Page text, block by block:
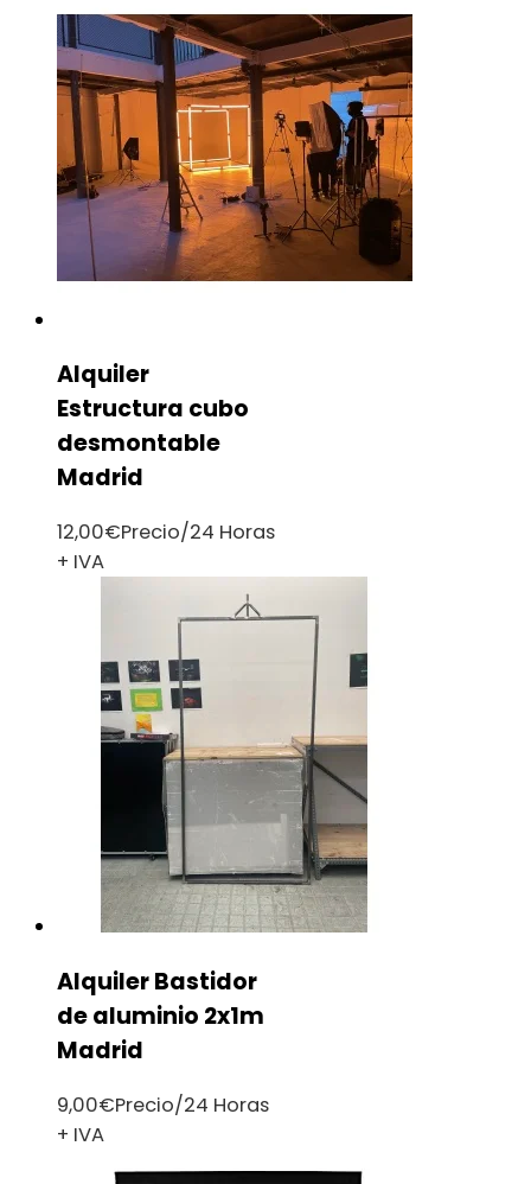
Alquiler
Estructura cubo
desmontable
Madrid
12,00€Precio/24 Horas
+ IVA
Alquiler Bastidor
de aluminio 2x1m
Madrid
9,00€Precio/24 Horas
+ IVA